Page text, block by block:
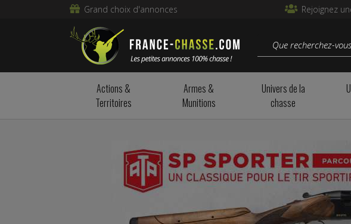
Grand choix d'annonces Rejoignez
Actions &
Territoires
Armes &
Munitions
Univers de la
chasse